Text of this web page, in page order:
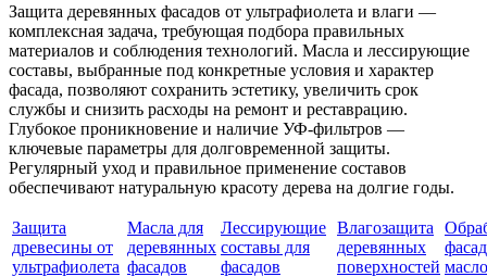
Защита деревянных фасадов от ультрафиолета и влаги —
комплексная задача, требующая подбора правильных
материалов и соблюдения технологий. Масла и лессирующие
составы, выбранные под конкретные условия и характер
фасада, позволяют сохранить эстетику, увеличить срок
службы и снизить расходы на ремонт и реставрацию.
Глубокое проникновение и наличие УФ-фильтров —
ключевые параметры для долговременной защиты.
Регулярный уход и правильное применение составов
обеспечивают натуральную красоту дерева на долгие годы.
Защита
древесины от
ультрафиолета
Масла для
деревянных
фасадов
Лессирующие
составы для
фасадов
Влагозащита
деревянных
поверхностей